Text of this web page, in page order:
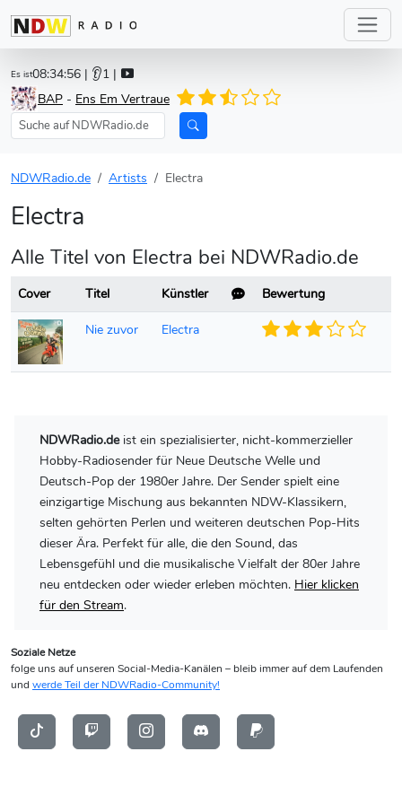
Es ist08:34:56 | 👂1 |
BAP - Ens Em Vertraue
NDWRadio.de Artists Electra
Electra
Alle Titel von Electra bei NDWRadio.de
Cover Titel Künstler
Bewertung
Nie zuvor
Electra
NDWRadio.deist ein spezialisierter, nicht-kommerzieller
Hobby-Radiosender für Neue Deutsche Welle und
Deutsch-Pop der 1980er Jahre. Der Sender spielt eine
einzigartige Mischung aus bekannten NDW-Klassikern,
selten gehörten Perlen und weiteren deutschen Pop-Hits
dieser Ära. Perfekt für alle, die den Sound, das
Lebensgefühl und die musikalische Vielfalt der 80er Jahre
neu entdecken oder wieder erleben möchten. Hier klicken
für den Stream.
Soziale Netze
folge uns auf unseren Social-Media-Kanälen – bleib immer auf dem Laufenden
und werde Teil der NDWRadio-Community!